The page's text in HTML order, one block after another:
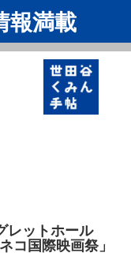
報満載
レットホール
コ国際映画祭」